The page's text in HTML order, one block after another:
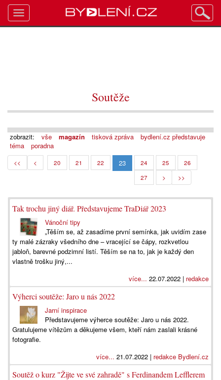
Soutěže
zobrazit: vše magazín tisková zpráva
bydlení.cz představuje
téma
poradna
<< < 20 21 22 23 24 25
26
27
> >>
Tak trochu jiný diář. Představujeme TraDiář 2023
Vánoční tipy
„Těším se, až zasadíme první semínka, jak uvidím zase
ty malé zázraky všedního dne – vracející se čápy, rozkvetlou
jabloň, barevné podzimní listí. Těším se na to, jak je každý den
vlastně trošku jiný,...
více... 22.07.2022 | redakce
Výherci soutěže: Jaro u nás 2022
Jarní inspirace
Představujeme výherce soutěže: Jaro u nás 2022.
Gratulujeme vítězům a děkujeme všem, kteří nám zaslali krásné
fotografie.
více... 21.07.2022 | redakce Bydlení.cz
Soutěž o kurz "Žijte ve své zahradě" s Ferdinandem Lefflerem
Toggle
navigation